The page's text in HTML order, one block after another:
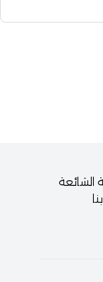
الشائعة